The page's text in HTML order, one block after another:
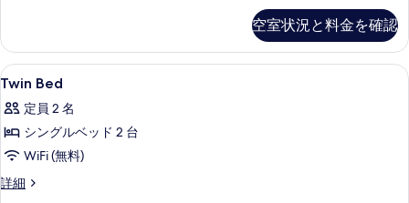
て
の
写
真
を
表
示
Twin
の
詳
空室状況と料金を確認
Twin
Bed
の
す
べ
て
遮光カーテン、WiFi (無料)、ベッドシ
1
Twin Bed
定員 2 名
シングルベッド 2 台
WiFi (無料)
詳細
Twin